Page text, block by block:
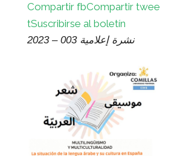
Compartir fbCompartir twee
tSuscribirse al boletín
نشرة إعلامية 003 – 2023